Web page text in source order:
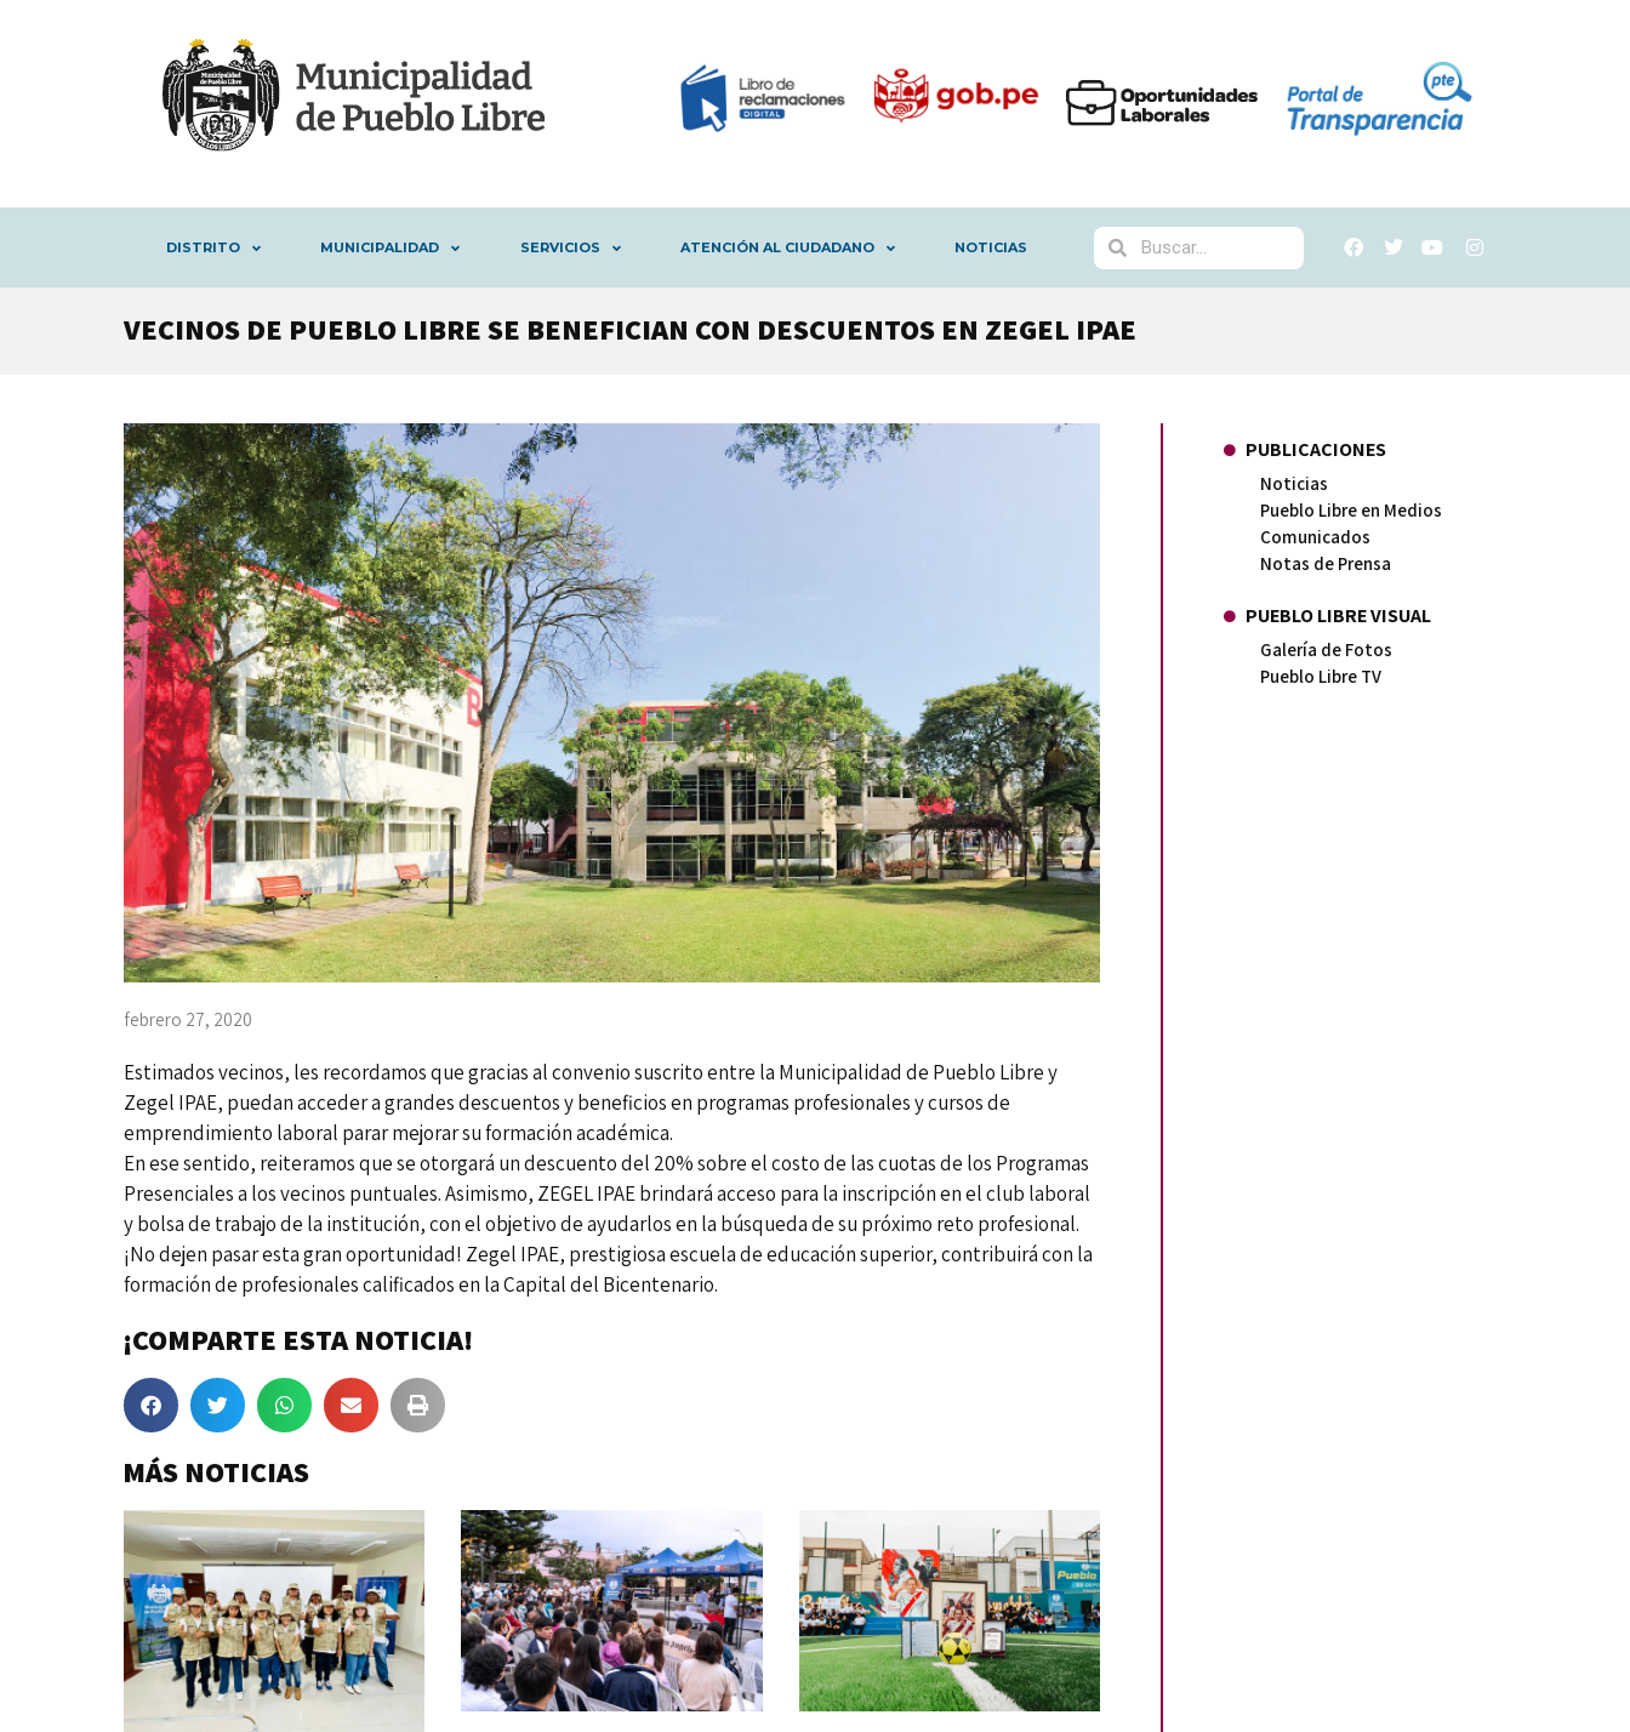
DISTRITO MUNICIPALIDAD SERVICIOS ATENCIÓN AL CIUDADANO NOTICIAS
VECINOS DE PUEBLO LIBRE SE BENEFICIAN CON DESCUENTOS EN ZEGEL IPAE
febrero 27, 2020
Estimados vecinos, les recordamos que gracias al convenio suscrito entre la Municipalidad de Pueblo Libre y
Zegel IPAE, puedan acceder a grandes descuentos y beneficios en programas profesionales y cursos de
emprendimiento laboral parar mejorar su formación académica.
En ese sentido, reiteramos que se otorgará un descuento del 20% sobre el costo de las cuotas de los Programas
Presenciales a los vecinos puntuales. Asimismo, ZEGEL IPAE brindará acceso para la inscripción en el club laboral
y bolsa de trabajo de la institución, con el objetivo de ayudarlos en la búsqueda de su próximo reto profesional.
¡No dejen pasar esta gran oportunidad! Zegel IPAE, prestigiosa escuela de educación superior, contribuirá con la
formación de profesionales calificados en la Capital del Bicentenario.
¡COMPARTE ESTA NOTICIA!
MÁS NOTICIAS
PUBLICACIONES
Noticias
Pueblo Libre en Medios
Comunicados
Notas de Prensa
PUEBLO LIBRE VISUAL
Galería de Fotos
Pueblo Libre TV